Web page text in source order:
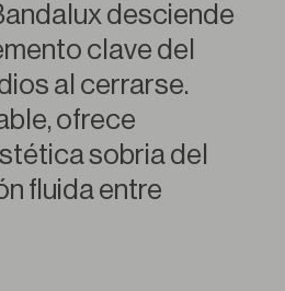
desciende
clave del
al cerrarse.
ofrece
sobria del
fluida entre